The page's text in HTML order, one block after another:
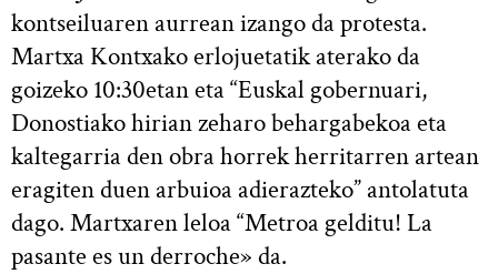
kontseiluaren aurrean izango da protesta.
Martxa Kontxako erlojuetatik aterako da
goizeko 10:30etan eta “Euskal gobernuari,
Donostiako hirian zeharo behargabekoa eta
kaltegarria den obra horrek herritarren artean
eragiten duen arbuioa adierazteko” antolatuta
dago. Martxaren leloa “Metroa gelditu! La
pasante es un derroche» da.